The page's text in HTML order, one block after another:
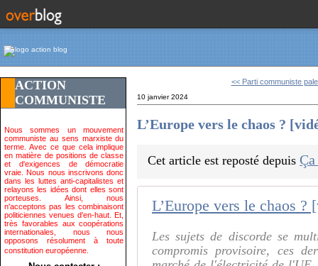
ACTION
COMMUNISTE
Nous sommes un mouvement
communiste au sens marxiste du
terme. Avec ce que cela implique
en matière de positions de classe
et d'exigences de démocratie
vraie. Nous nous inscrivons donc
dans les luttes anti-capitalistes et
relayons les idées dont elles sont
porteuses. Ainsi, nous
n'acceptons pas les combinaisont
politiciennes venues d'en-haut. Et,
très favorables aux coopérations
internationales, nous nous
opposons résolument à toute
constitution européenne.
<< Parti communiste
10 janvier 2024
L’Europe vers le chaos ?
Cet article est reposté depuis
L’Europe vers le chaos ?
Les sujets de discorde se
compromis provisoire, ces